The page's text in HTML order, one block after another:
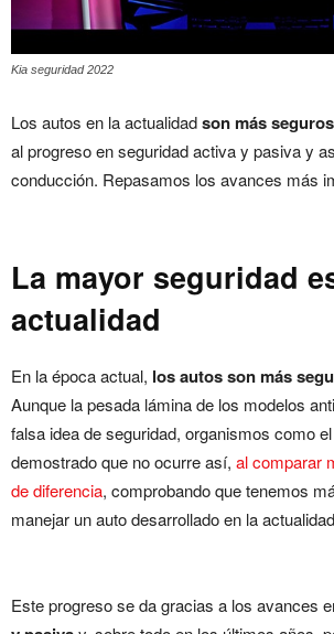
Kia seguridad 2022
Los autos en la actualidadson más
al progreso en seguridad activa y pasiva y
conducción. Repasamos los avances más
La mayor seguridad
actualidad
En la época actual, los autos son más
Aunque la pesada lámina de los modelos
falsa idea de seguridad, organismos como el
demostrado que no ocurre así, al comparar
de diferencia, comprobando que tenemos
manejar un auto desarrollado en la
Este progreso se da gracias a los avances